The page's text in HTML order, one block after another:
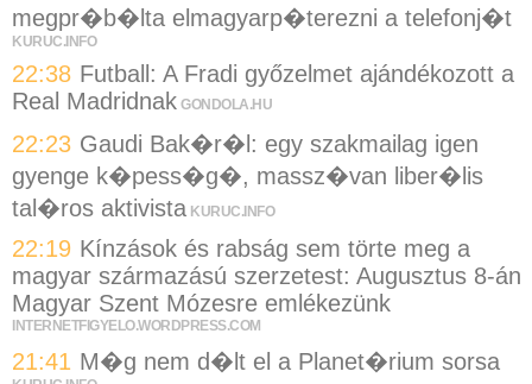
megpr�b�lta elmagyarp�terezni a telefonj�t
KURUC.INFO
22:38 Futball: A Fradi győzelmet ajándékozott a
Real Madridnak GONDOLA.HU
22:23 Gaudi Bak�r�l: egy szakmailag igen
gyenge k�pess�g�, massz�van liber�lis
tal�ros aktivista KURUC.INFO
22:19 Kínzások és rabság sem törte meg a
magyar származású szerzetest: Augusztus 8-án
Magyar Szent Mózesre emlékezünk
INTERNETFIGYELO.WORDPRESS.COM
21:41 M�g nem d�lt el a Planet�rium sorsa